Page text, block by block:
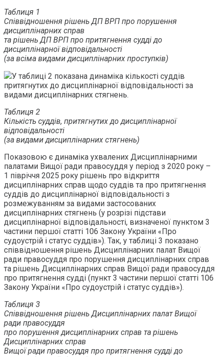
Таблиця 1
Співвідношення рішень ДП ВРП про порушення
дисциплінарних справ
та рішень ДП ВРП про притягнення судді до
дисциплінарної відповідальності
(за всіма видами дисциплінарних проступків)
У таблиці 2 показана динаміка кількості суддів
притягнутих до дисциплінарної відповідальності за
видами дисциплінарних стягнень.
Таблиця 2
Кількість суддів, притягнутих до дисциплінарної
відповідальності
(за видами дисциплінарних стягнень)
Показовою є динаміка ухвалених Дисциплінарними
палатами Вищої ради правосуддя у період з 2020 року –
1 півріччя 2025 року рішень про відкриття
дисциплінарних справ щодо суддів та про притягнення
суддів до дисциплінарної відповідальності з
розмежуванням за видами застосованих
дисциплінарних стягнень (у розрізі підстави
дисциплінарної відповідальності, визначеної пунктом 3
частини першої статті 106 Закону України «Про
судоустрій і статус суддів»). Так, у таблиці 3 показано
співвідношення рішень Дисциплінарних палат Вищої
ради правосуддя про порушення дисциплінарних справ
та рішень Дисциплінарних справ Вищої ради правосуддя
про притягнення судді (пункт 3 частини першої статті 106
Закону України «Про судоустрій і статус суддів»).
Таблиця 3
Співвідношення рішень Дисциплінарних палат Вищої
ради правосуддя
про порушення дисциплінарних справ та рішень
Дисциплінарних справ
Вищої ради правосуддя про притягнення судді до